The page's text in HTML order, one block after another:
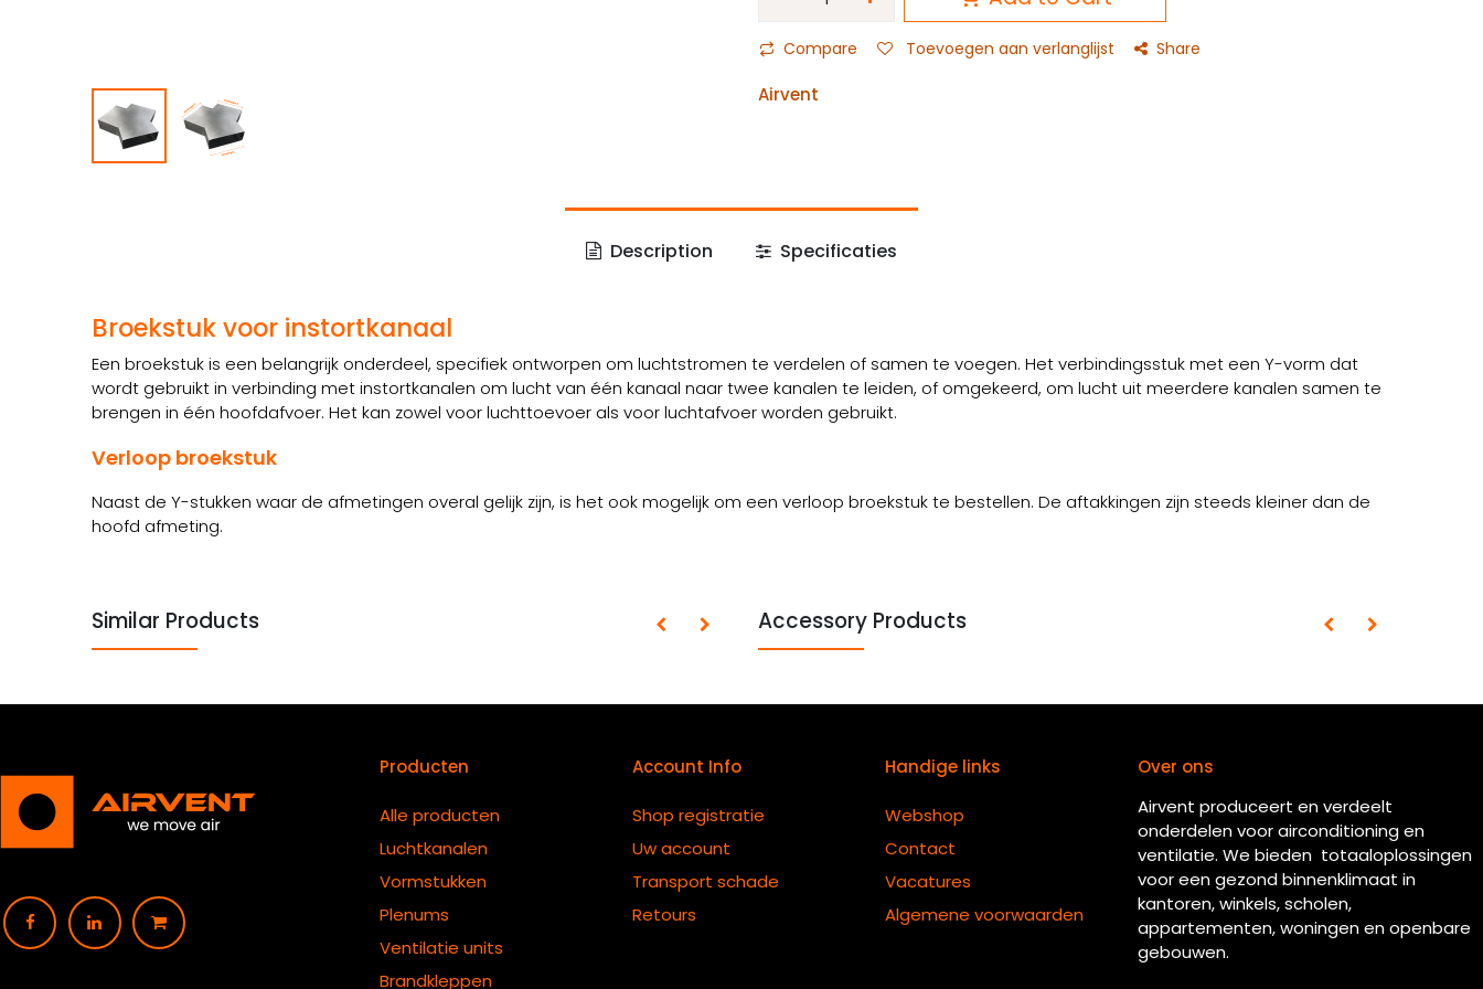
Compare Toevoegen aan verlanglijst Share
Airvent
Description Specificaties
Broekstuk voor instortkanaal
Een broekstuk is een belangrijk onderdeel, specifiek ontworpen om luchtstromen te verdelen of samen te voegen. Het verbindingsstuk met een Y-vorm dat
wordt gebruikt in verbinding met instortkanalen om lucht van één kanaal naar twee kanalen te leiden, of omgekeerd, om lucht uit meerdere kanalen samen te
brengen in één hoofdafvoer. Het kan zowel voor luchttoevoer als voor luchtafvoer worden gebruikt.
Verloop broekstuk
Naast de Y-stukken waar de afmetingen overal gelijk zijn, is het ook mogelijk om een verloop broekstuk te bestellen. De aftakkingen zijn steeds kleiner dan de
hoofd afmeting.
Similar Products Accessory Products
Producten
Alle producten
Luchtkanalen
Vormstukken
Plenums
Ventilatie units
Brandkleppen
Account Info
Shop registratie
Uw account
Transport schade
Retours
Handige links
Webshop
Contact
Vacatures
Algemene voorwaarden
Over ons
Airvent produceert en verdeelt
onderdelen voor airconditioning en
ventilatie. We bieden totaaloplossingen
voor een gezond binnenklimaat in
kantoren, winkels, scholen,
appartementen, woningen en openbare
gebouwen.